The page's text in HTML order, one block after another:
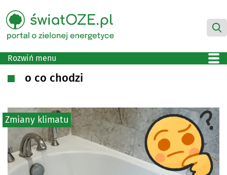
Rozwiń menu
o co chodzi
Zmiany klimatu